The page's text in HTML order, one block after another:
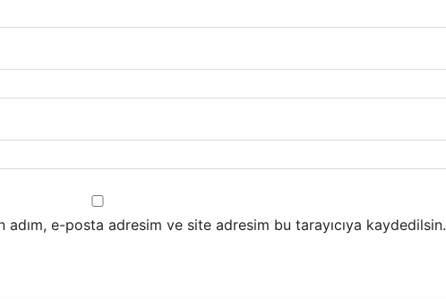
adım, e-posta adresim ve site adresim bu tarayıcıya kaydedilsin.